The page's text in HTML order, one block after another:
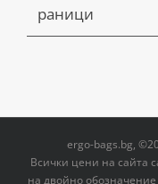
раници
ergo-bags.bg,
Всички цени на сайта
на двoйно обозначение